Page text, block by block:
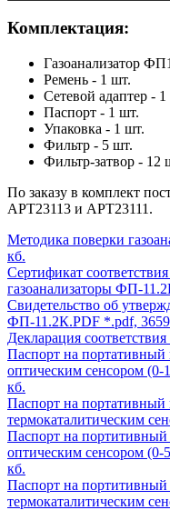
Комплектация:
Газоанализатор
Ремень - 1 шт.
Сетевой адаптер -
Паспорт - 1 шт.
Упаковка - 1 шт.
Фильтр - 5 шт.
Фильтр-затвор - 12
По заказу в комплект
АРТ23113 и АРТ23111.
Методика поверки
кб.
Сертификат
газоанализаторы ФП-
Свидетельство об
ФП-11.2К.PDF *.pdf,
Декларация
Паспорт на портативный
оптическим сенсором (0-
кб.
Паспорт на портативный
термокаталитическим
Паспорт на
оптическим сенсором (0-
кб.
Паспорт на
термокаталитическим